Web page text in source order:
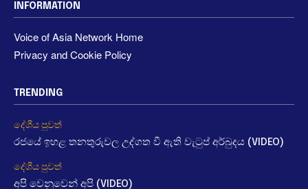
INFORMATION
Voice of Asia Network Home
Privacy and Cookie Policy
TRENDING
දේශීය පුවත්
රජයේ ඉහළ තනතුරුවල උද්ගත වී ඇති වැටුප් අර්බුදය (VIDEO)
දේශීය පුවත්
අපි වෙනුවෙන් අපි (VIDEO)